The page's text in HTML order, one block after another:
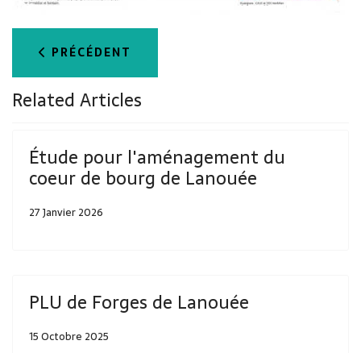
ARTICLE PRÉCÉDENT : PLU DE FORGES DE
PRÉCÉDENT
Related Articles
Étude pour l'aménagement du
coeur de bourg de Lanouée
27 Janvier 2026
PLU de Forges de Lanouée
15 Octobre 2025